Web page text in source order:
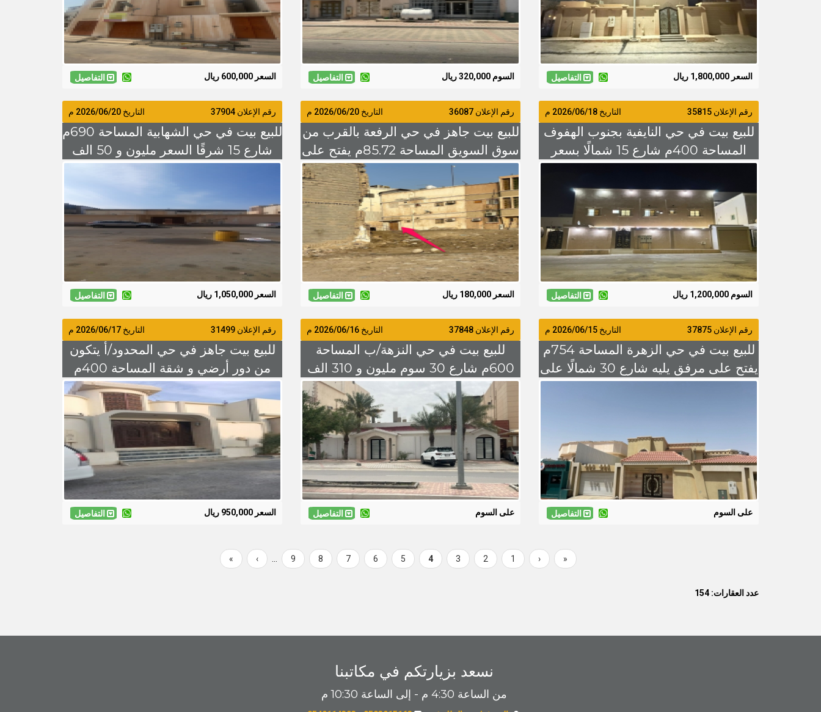
التفاصيل السعر 600,000 ريال التفاصيل السوم 320,000 ريال التفاصيل السعر 1,800,000 ريال
التاريخ 2026/06/20 م رقم الإعلان 37904
للبيع بيت في حي الشهابية المساحة 690م
شارع 15 شرقًا السعر مليون و 50 الف
قابل للتفاوض
التفاصيل السعر 1,050,000 ريال
التاريخ 2026/06/20 م رقم الإعلان 36087
للبيع بيت جاهز في حي الرفعة بالقرب من
سوق السويق المساحة 85.72م يفتح على
شارعين السوم 180 الف
التفاصيل السعر 180,000 ريال
التاريخ 2026/06/18 م رقم الإعلان 35815
للبيع بيت في حي النايفية بجنوب الهفوف
المساحة 400م شارع 15 شمالًا بسعر
مليون و 200 الف قابل للتفاوض
التفاصيل السوم 1,200,000 ريال
التاريخ 2026/06/17 م رقم الإعلان 31499
للبيع بيت جاهز في حي المحدود/أ يتكون
من دور أرضي و شقة المساحة 400م
شارع 15 السعر 950 الف ريال
التفاصيل السعر 950,000 ريال
التاريخ 2026/06/16 م رقم الإعلان 37848
للبيع بيت في حي النزهة/ب المساحة
600م شارع 30 سوم مليون و 310 الف
التفاصيل على السوم
التاريخ 2026/06/15 م رقم الإعلان 37875
للبيع بيت في حي الزهرة المساحة 754م
يفتح على مرفق يليه شارع 30 شمالًا على
السوم
التفاصيل على السوم
First
page
«
Previous
page
‹
Page1
Page
2
Page
3
Current
page
4
Page
5
Page
6
Page
7
Page
8
Page
9
Next
page
›
Last
page
»
عدد العقارات: 154
نسعد بزيارتكم في مكاتبنا
من الساعة 4:30 م - إلى الساعة 10:30 م